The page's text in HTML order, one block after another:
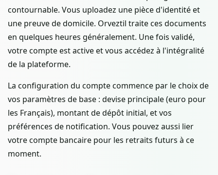
contournable. Vous uploadez une pièce d'identité et
une preuve de domicile. Orveztil traite ces documents
en quelques heures généralement. Une fois validé,
votre compte est active et vous accédez à l'intégralité
de la plateforme.
La configuration du compte commence par le choix de
vos paramètres de base : devise principale (euro pour
les Français), montant de dépôt initial, et vos
préférences de notification. Vous pouvez aussi lier
votre compte bancaire pour les retraits futurs à ce
moment.